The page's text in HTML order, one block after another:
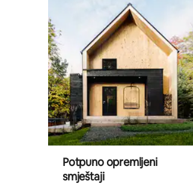
Potpuno opremljeni
smještaji